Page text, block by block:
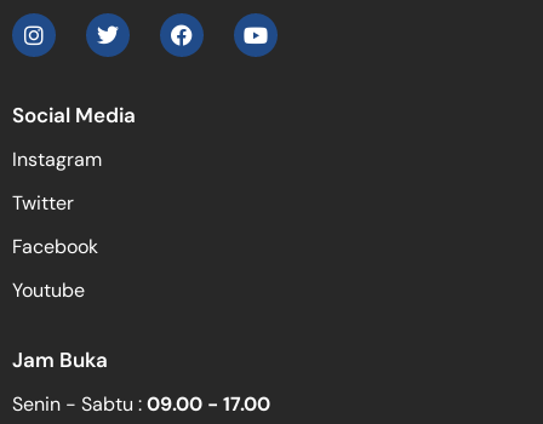
Social Media
Instagram
Twitter
Facebook
Youtube
Jam Buka
Senin - Sabtu :09.00 - 17.00